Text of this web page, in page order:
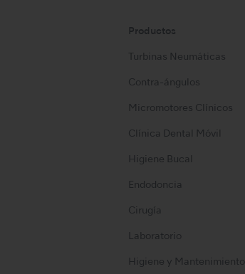
Productos
Turbinas Neumáticas
Contra-ángulos
Micromotores Clínicos
Clínica Dental Móvil
Higiene Bucal
Endodoncia
Cirugía
Laboratorio
Higiene y Mantenimiento